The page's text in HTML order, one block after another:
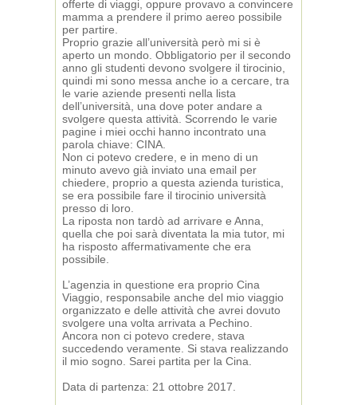
offerte di viaggi, oppure provavo a convincere
mamma a prendere il primo aereo possibile
per partire.
Proprio grazie all’università però mi si è
aperto un mondo. Obbligatorio per il secondo
anno gli studenti devono svolgere il tirocinio,
quindi mi sono messa anche io a cercare, tra
le varie aziende presenti nella lista
dell’università, una dove poter andare a
svolgere questa attività. Scorrendo le varie
pagine i miei occhi hanno incontrato una
parola chiave: CINA.
Non ci potevo credere, e in meno di un
minuto avevo già inviato una email per
chiedere, proprio a questa azienda turistica,
se era possibile fare il tirocinio università
presso di loro.
La riposta non tardò ad arrivare e Anna,
quella che poi sarà diventata la mia tutor, mi
ha risposto affermativamente che era
possibile.
L’agenzia in questione era proprio Cina
Viaggio, responsabile anche del mio viaggio
organizzato e delle attività che avrei dovuto
svolgere una volta arrivata a Pechino.
Ancora non ci potevo credere, stava
succedendo veramente. Si stava realizzando
il mio sogno. Sarei partita per la Cina.
Data di partenza: 21 ottobre 2017.